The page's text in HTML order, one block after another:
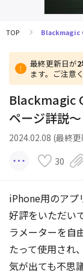
TOP Blackmagic
最終更新日が
ます。ご注意
Blackmagic
ページ詳説〜
2024.02.08 (最終
30
iPhone用のアプ
好評をいただい
ラメーターを自
たって使用され
気が出ても不思